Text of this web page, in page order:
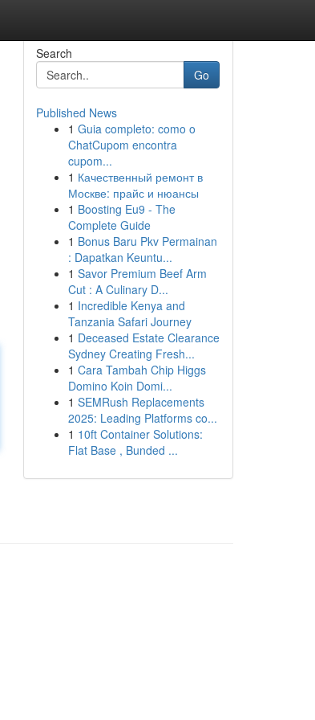
Search
Go
Published News
1 Guia completo: como o
ChatCupom encontra
cupom...
1 Качественный ремонт в
Москве: прайс и нюансы
1 Boosting Eu9 - The
Complete Guide
1 Bonus Baru Pkv Permainan
: Dapatkan Keuntu...
1 Savor Premium Beef Arm
Cut : A Culinary D...
1 Incredible Kenya and
Tanzania Safari Journey
1 Deceased Estate Clearance
Sydney Creating Fresh...
1 Cara Tambah Chip Higgs
Domino Koin Domi...
1 SEMRush Replacements
2025: Leading Platforms co...
1 10ft Container Solutions:
Flat Base , Bunded ...